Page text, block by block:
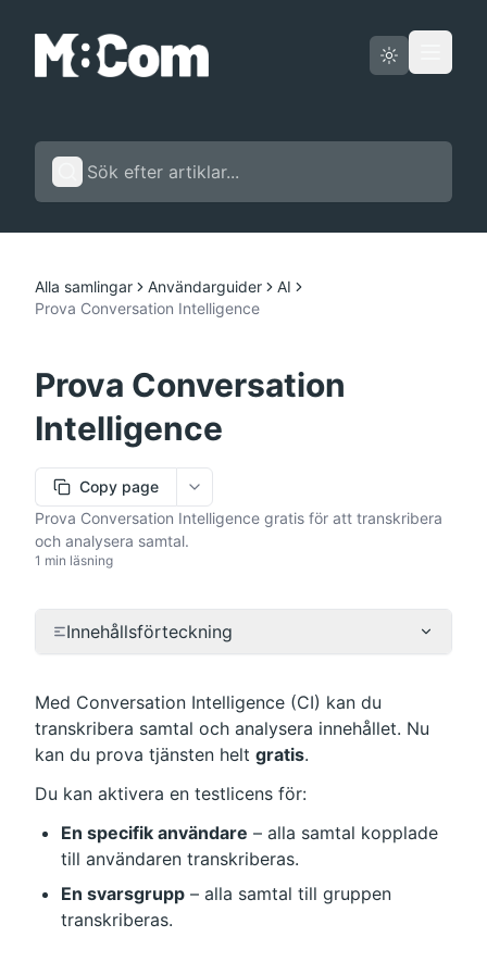
Svenska
Alla samlingar Användarguider
AI
Prova Conversation Intelligence
Prova Conversation
Intelligence
Copy page
More options
Prova Conversation Intelligence gratis för att transkribera
och analysera samtal.
1 min läsning
Innehållsförteckning
Med Conversation Intelligence (CI) kan du
transkribera samtal och analysera innehållet. Nu
kan du prova tjänsten helt gratis.
Du kan aktivera en testlicens för:
En specifik användare – alla samtal kopplade
till användaren transkriberas.
En svarsgrupp – alla samtal till gruppen
transkriberas.